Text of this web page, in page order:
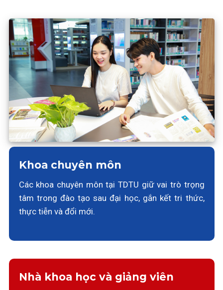
Khoa chuyên môn
Các khoa chuyên môn tại TDTU giữ vai trò trọng
tâm trong đào tạo sau đại học, gắn kết tri thức,
thực tiễn và đổi mới.
Nhà khoa học và giảng viên